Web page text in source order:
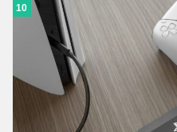
10